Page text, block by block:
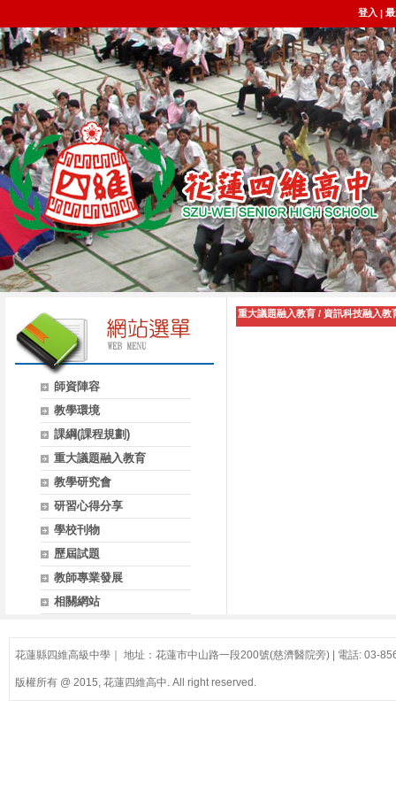
登入 |
師資陣容
教學環境
課綱(課程規劃)
重大議題融入教育
教學研究會
研習心得分享
學校刊物
歷屆試題
教師專業發展
相關網站
重大議題融入教育 / 資訊科技融入教
花蓮縣四維高級中學｜ 地址：花蓮市中山路一段200號(慈濟醫院旁) | 電話: 03-
版權所有 @ 2015, 花蓮四維高中. All right reserved.